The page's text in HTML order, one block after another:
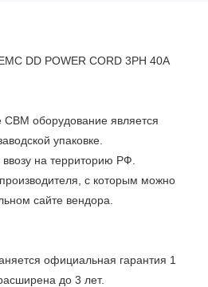
DD POWER CORD 3PH 40A
оборудование является
упаковке.
на территорию РФ.
с которым можно
сайте вендора.
официальная гарантия 1
до 3 лет.